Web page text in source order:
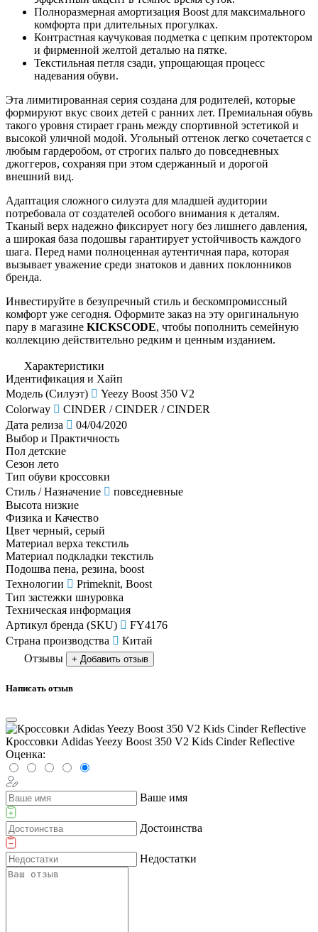
Полноразмерная амортизация Boost для максимального
комфорта при длительных прогулках.
Контрастная каучуковая подметка с цепким протектором
и фирменной желтой деталью на пятке.
Текстильная петля сзади, упрощающая процесс
надевания обуви.
Эта лимитированная серия создана для родителей, которые
формируют вкус своих детей с ранних лет. Премиальная обувь
такого уровня стирает грань между спортивной эстетикой и
высокой уличной модой. Угольный оттенок легко сочетается с
любым гардеробом, от строгих пальто до повседневных
джоггеров, сохраняя при этом сдержанный и дорогой
внешний вид.
Адаптация сложного силуэта для младшей аудитории
потребовала от создателей особого внимания к деталям.
Тканый верх надежно фиксирует ногу без лишнего давления,
а широкая база подошвы гарантирует устойчивость каждого
шага. Перед нами полноценная аутентичная пара, которая
вызывает уважение среди знатоков и давних поклонников
бренда.
Инвестируйте в безупречный стиль и бескомпромиссный
комфорт уже сегодня. Оформите заказ на эту оригинальную
пару в магазине KICKSCODE, чтобы пополнить семейную
коллекцию действительно редким и ценным изданием.
Характеристики
Идентификация и Хайп
Модель (Силуэт)
Yeezy Boost 350 V2
Colorway
CINDER / CINDER / CINDER
Дата релиза
04/04/2020
Выбор и Практичность
Пол детские
Сезон лето
Тип обуви кроссовки
Стиль / Назначение
повседневные
Высота низкие
Физика и Качество
Цвет черный, серый
Материал верха текстиль
Материал подкладки текстиль
Подошва пена, резина, boost
Технологии
Primeknit, Boost
Тип застежки шнуровка
Техническая информация
Артикул бренда (SKU)
FY4176
Страна производства
Китай
Отзывы
+ Добавить отзыв
Написать отзыв
Кроссовки Adidas Yeezy Boost 350 V2 Kids Cinder Reflective
Оценка:
Ваше имя
Достоинства
Недостатки